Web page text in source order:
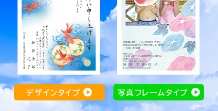
デザインタイプ 写真フレームタイプ
デザインタイプ
から探す
写真フレームタイプ
から探す